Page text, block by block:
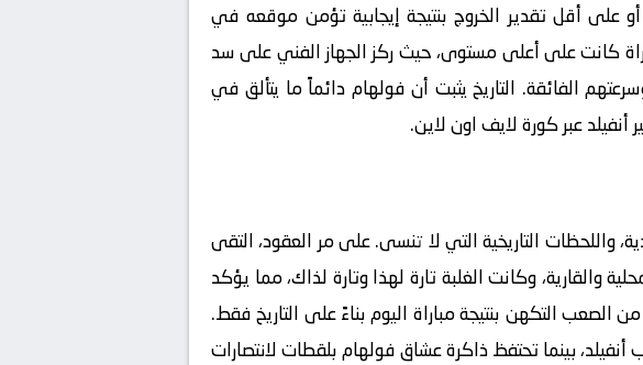
على أقل تقدير الخروج بنتيجة إيجابية تؤمن موقعه في
كانت على أعلى مستوى، حيث ركز الجهاز الفني على سد
الفائقة. التاريخ يثبت أن فولهام دائماً ما يتألق في
عبركورة لايف اون لاين.
واللحظات التاريخية التي لا تنسى. على مر العقود، التقى
والقارية، وكانت الغلبة تارة لهذا وتارة لذاك، مما يؤكد
الصعب التكهن بنتيجة مباراة اليوم بناءً على التاريخ فقط.
بينما تحتفظ ذاكرة عشاق فولهام بلقطات لانتصارات